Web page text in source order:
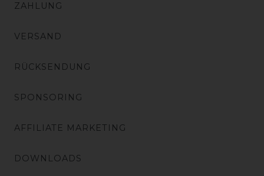
ZAHLUNG
VERSAND
RÜCKSENDUNG
SPONSORING
AFFILIATE MARKETING
DOWNLOADS